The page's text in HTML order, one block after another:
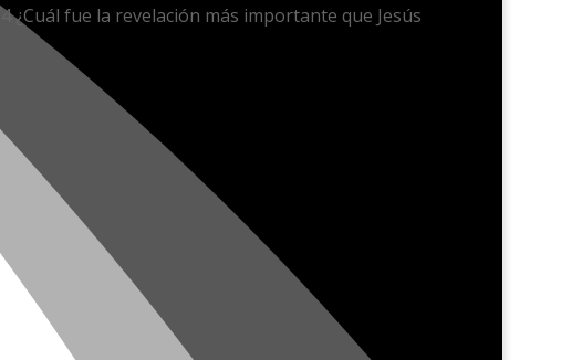
fue la revelación más importante que Jesús